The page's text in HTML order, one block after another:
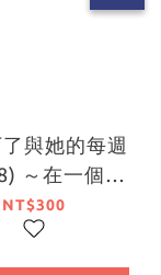
與她的每週
～在一個屋
屬於兩人的祕
密～
NT$300